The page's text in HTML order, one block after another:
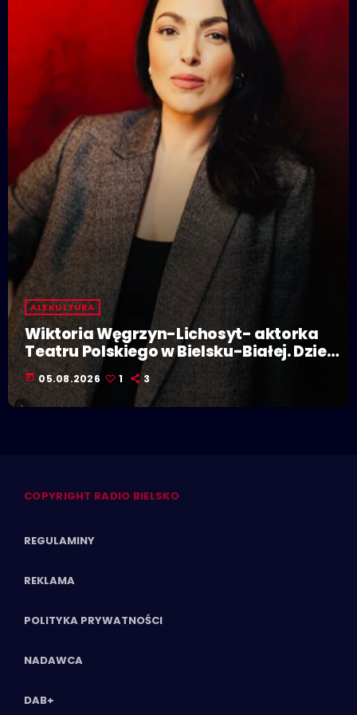
ALE KULTURA
Wiktoria Węgrzyn-Lichosyt- aktorka
Teatru Polskiego w Bielsku-Białej. Dzieje
się w Polskiej Stolicy Kultury!
today 05.08.2026 1 3
COPYRIGHT RADIO BIELSKO
REGULAMINY
REKLAMA
POLITYKA PRYWATNOŚCI
NADAWCA
DAB+